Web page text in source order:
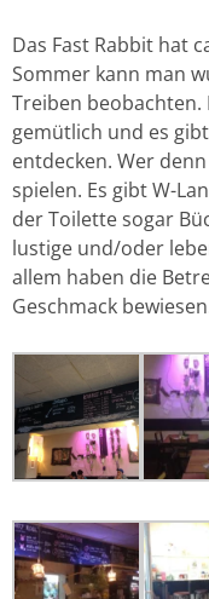
Das Fast Rabbit hat
Sommer kann man
Treiben
gemütlich und es
entdecken. Wer
spielen. Es gibt W-
der Toilette sogar
lustige und/oder
allem haben die
Geschmack